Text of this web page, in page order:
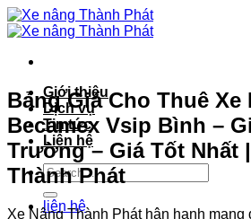
Bỏ
qua
dung
Giới thiệu
Dịch vụ
Tin tức
Liên hệ
liên hệ
Bảng Giá Cho Thuê Xe
Becamex Vsip Bình –
Trường – Giá Tốt Nhất
Thành Phát
Xe Nâng Thành Phát hân hạnh mang